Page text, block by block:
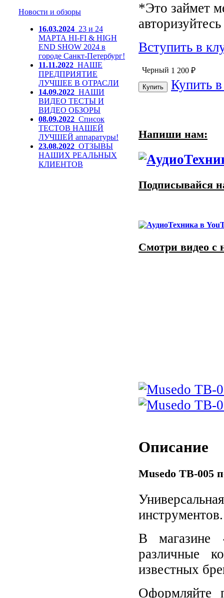
Новости и обзоры
16.03.2024 23 и 24
МАРТА HI-FI & HIGH
END SHOW 2024 в
городе Санкт-Петербург!
11.11.2022 НАШЕ
ПРЕДПРИЯТИЕ
ЛУЧШЕЕ В ОТРАСЛИ
14.09.2022 НАШИ
ВИДЕО ТЕСТЫ И
ВИДЕО ОБЗОРЫ
08.09.2022 Список
ТЕСТОВ НАШЕЙ
ЛУЧШЕЙ аппаратуры!
23.08.2022 ОТЗЫВЫ
НАШИХ РЕАЛЬНЫХ
КЛИЕНТОВ
*Это займет
Вступить в
Черный 1 200 ₽
Купить
Напиши нам:
Подписывайся
Смотри видео с
Описание
Musedo TB-005
инструментов.
В магазине
различные
известных
Оформляйте